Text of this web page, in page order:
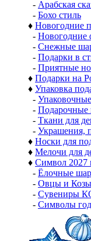
- Арабская
- Бохо стиль
♦ Новогодние
- Новогодние
- Снежные
- Подарки в
- Приятные
♦ Подарки на
♦ Упаковка
-
- Подарочные
- Ткани для
- Украшения,
♦ Носки для
♦ Мелочи для
♦ Символ 2027
- Ёлочные
- Овцы и
- Сувениры
- Символы